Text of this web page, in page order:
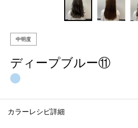
中明度
ディープブルー⑪
カラーレシピ詳細